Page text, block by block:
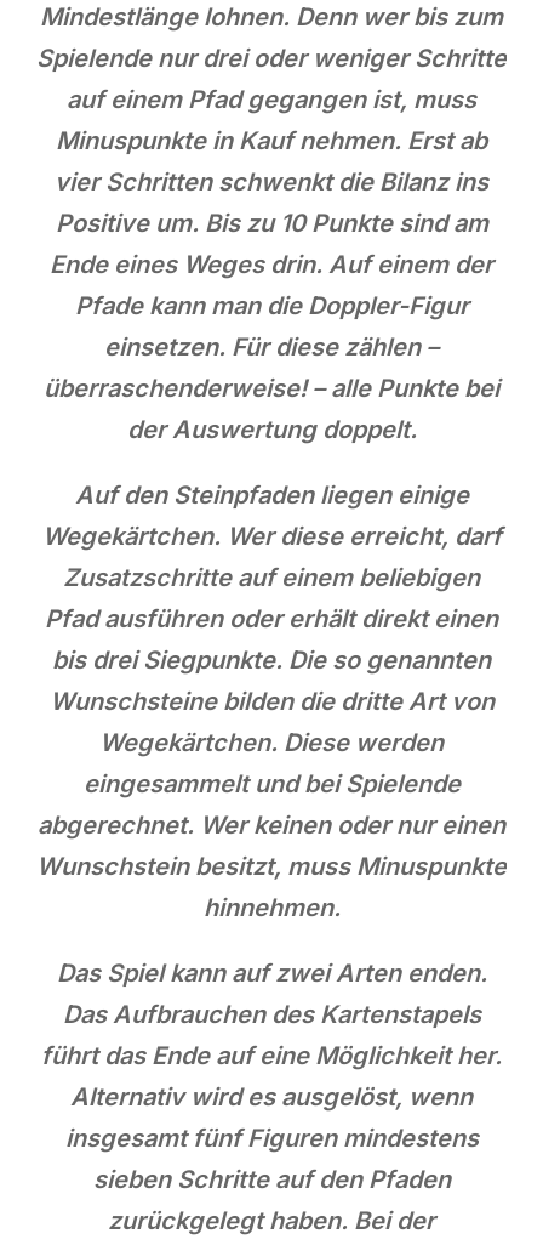
Mindestlänge lohnen. Denn wer bis zum
Spielende nur drei oder weniger Schritte
auf einem Pfad gegangen ist, muss
Minuspunkte in Kauf nehmen. Erst ab
vier Schritten schwenkt die Bilanz ins
Positive um. Bis zu 10 Punkte sind am
Ende eines Weges drin. Auf einem der
Pfade kann man die Doppler-Figur
einsetzen. Für diese zählen –
überraschenderweise! – alle Punkte bei
der Auswertung doppelt.
Auf den Steinpfaden liegen einige
Wegekärtchen. Wer diese erreicht, darf
Zusatzschritte auf einem beliebigen
Pfad ausführen oder erhält direkt einen
bis drei Siegpunkte. Die so genannten
Wunschsteine bilden die dritte Art von
Wegekärtchen. Diese werden
eingesammelt und bei Spielende
abgerechnet. Wer keinen oder nur einen
Wunschstein besitzt, muss Minuspunkte
hinnehmen.
Das Spiel kann auf zwei Arten enden.
Das Aufbrauchen des Kartenstapels
führt das Ende auf eine Möglichkeit her.
Alternativ wird es ausgelöst, wenn
insgesamt fünf Figuren mindestens
sieben Schritte auf den Pfaden
zurückgelegt haben. Bei der